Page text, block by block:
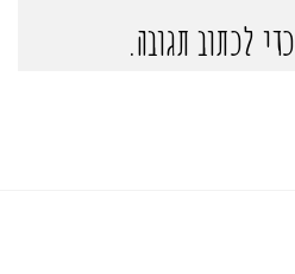
כדי לכתוב תגובה.